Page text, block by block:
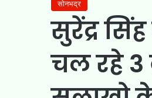
सोनभद्र
सुरेंद्र
चल रहे 3